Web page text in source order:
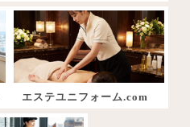
エステユニフォーム.com